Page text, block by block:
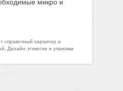
справочный характер и
Дизайн этикетки и упаковки